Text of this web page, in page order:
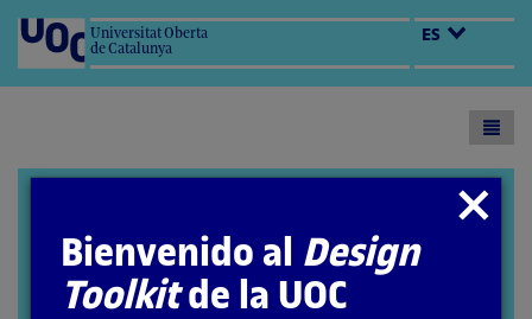
Universitat Oberta
de Catalunya
ES
Cerrar
modal
Bienvenido al Design
Toolkitde la UOC